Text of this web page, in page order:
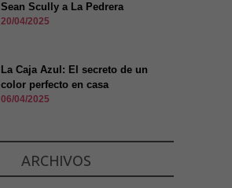
Sean Scully a La Pedrera
20/04/2025
La Caja Azul: El secreto de un
color perfecto en casa
06/04/2025
ARCHIVOS